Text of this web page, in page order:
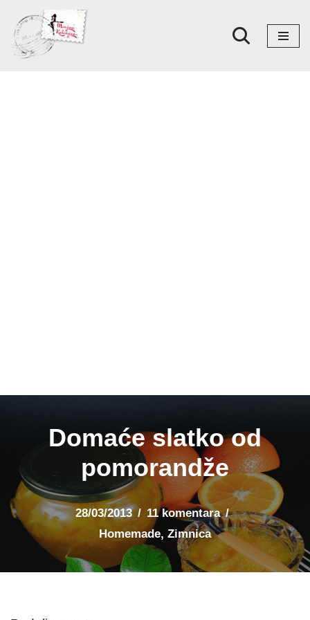
Skoči
na
Domaće slatko od
pomorandže
28/03/2013
11 komentara
Homemade, Zimnica